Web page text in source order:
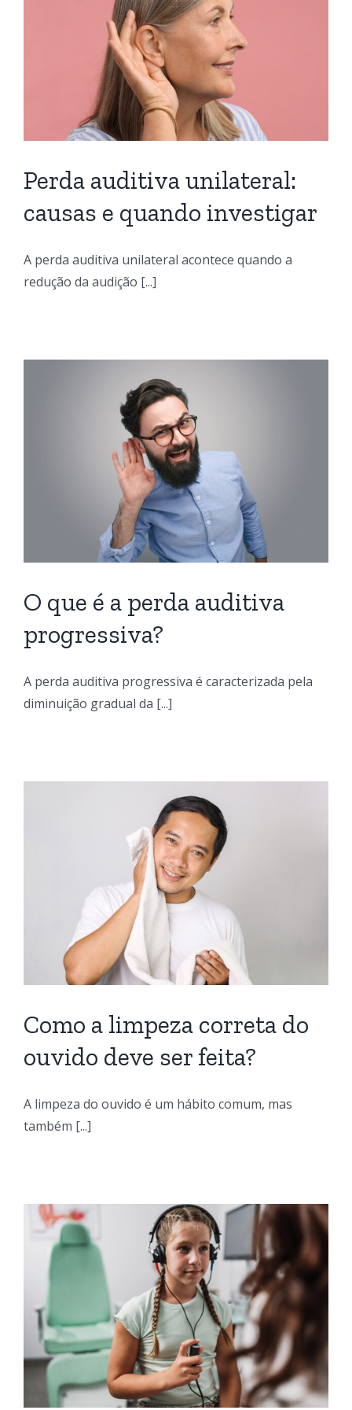
Perda auditiva unilateral:
causas e quando investigar
A perda auditiva unilateral acontece quando a
redução da audição [...]
O que é a perda auditiva
progressiva?
A perda auditiva progressiva é caracterizada pela
diminuição gradual da [...]
Como a limpeza correta do
ouvido deve ser feita?
A limpeza do ouvido é um hábito comum, mas
também [...]